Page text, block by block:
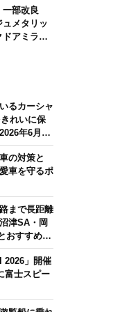
一部改良
メタリッ
ドアミラー
るカーシャ
れいに保
年6月
の対策と
車を守るポ
まで長距離
津SA・岡
おすすめグ
2026」開催
富士スピー